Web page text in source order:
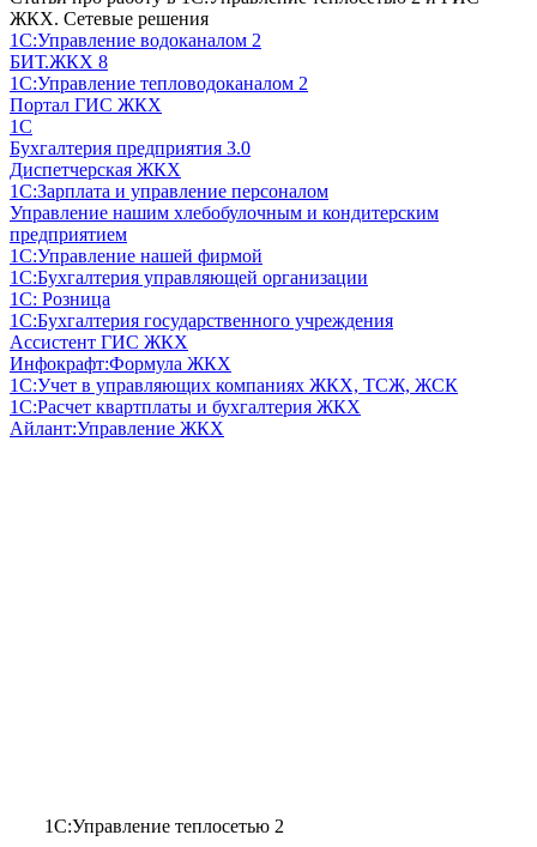
ЖКХ. Сетевые решения
1С:Управление водоканалом 2
БИТ.ЖКХ 8
1С:Управление тепловодоканалом 2
Портал ГИС ЖКХ
1С
Бухгалтерия предприятия 3.0
Диспетчерская ЖКХ
1С:Зарплата и управление персоналом
Управление нашим хлебобулочным и кондитерским
предприятием
1С:Управление нашей фирмой
1С:Бухгалтерия управляющей организации
1С: Розница
1С:Бухгалтерия государственного учреждения
Ассистент ГИС ЖКХ
Инфокрафт:Формула ЖКХ
1С:Учет в управляющих компаниях ЖКХ, ТСЖ, ЖСК
1С:Расчет квартплаты и бухгалтерия ЖКХ
Айлант:Управление ЖКХ
1С:Управление теплосетью 2